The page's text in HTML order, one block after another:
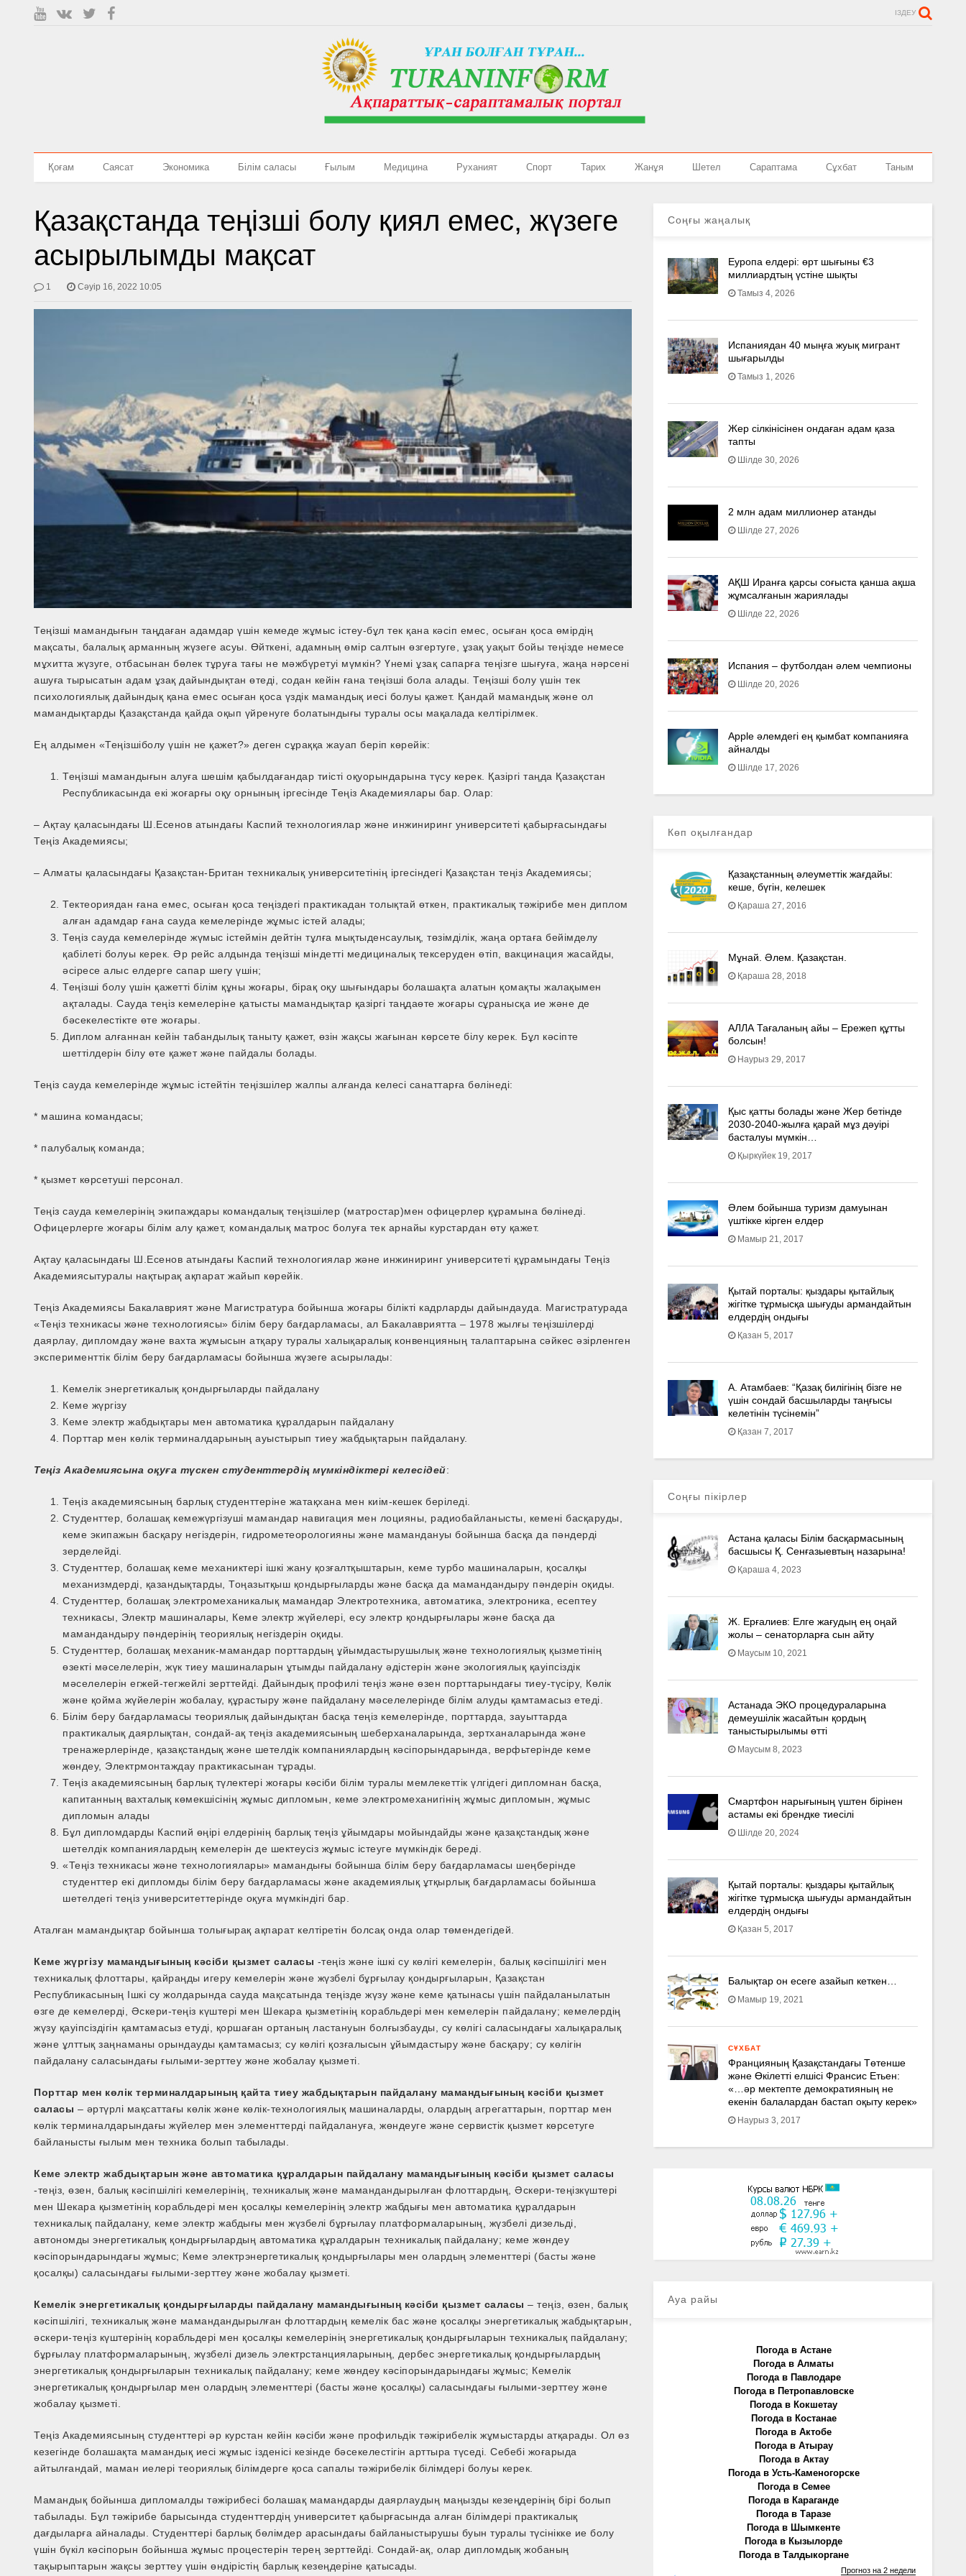
ІЗДЕУ
Қоғам Саясат Экономика Білім саласы Ғылым Медицина Руханият Спорт Тарих Жанұя Шетел Сараптама Сұхбат Таным
Қазақстанда теңізші болу қиял емес, жүзеге
асырылымды мақсат
1 Сәуір 16, 2022 10:05
Теңізші мамандығын таңдаған адамдар үшін кемеде жұмыс істеу-бұл тек қана кәсіп емес, осыған қоса өмірдің
мақсаты, балалық арманның жүзеге асуы. Өйткені, адамның өмір салтын өзгертуге, ұзақ уақыт бойы теңізде немесе
мұхитта жүзуге, отбасынан бөлек тұруға тағы не мәжбүретуі мүмкін? Үнемі ұзақ сапарға теңізге шығуға, жаңа нәрсені
ашуға тырысатын адам ұзақ дайындықтан өтеді, содан кейін ғана теңізші бола алады. Теңізші болу үшін тек
психологиялық дайындық қана емес осыған қоса үздік мамандық иесі болуы қажет. Қандай мамандық және ол
мамандықтарды Қазақстанда қайда оқып үйренуге болатындығы туралы осы мақалада келтірілмек.
Ең алдымен «Теңізшіболу үшін не қажет?» деген сұраққа жауап беріп көрейік:
Теңізші мамандығын алуға шешім қабылдағандар тиісті оқуорындарына түсу керек. Қазіргі таңда Қазақстан
Республикасында екі жоғарғы оқу орнының іргесінде Теңіз Академиялары бар. Олар:
– Ақтау қаласындағы Ш.Есенов атындағы Каспий технологиялар және инжиниринг университеті қабырғасындағы
Теңіз Академиясы;
– Алматы қаласындағы Қазақстан-Британ техникалық университетінің іргесіндегі Қазақстан теңіз Академиясы;
Тектеориядан ғана емес, осыған қоса теңіздегі практикадан толықтай өткен, практикалық тәжірибе мен диплом
алған адамдар ғана сауда кемелерінде жұмыс істей алады;
Теңіз сауда кемелерінде жүмыс істеймін дейтін тұлға мықтыденсаулық, төзімділік, жаңа ортаға бейімделу
қабілеті болуы керек. Әр рейс алдында теңізші міндетті медициналық тексеруден өтіп, вакцинация жасайды,
әсіресе алыс елдерге сапар шегу үшін;
Теңізші болу үшін қажетті білім құны жоғары, бірақ оқу шығындары болашақта алатын қомақты жалақымен
ақталады. Сауда теңіз кемелеріне қатысты мамандықтар қазіргі таңдаөте жоғары сұранысқа ие және де
бәсекелестікте өте жоғары.
Диплом алғаннан кейін табандылық таныту қажет, өзін жақсы жағынан көрсете білу керек. Бұл кәсіпте
шеттілдерін білу өте қажет және пайдалы болады.
Теңіз сауда кемелерінде жұмыс істейтін теңізшілер жалпы алғанда келесі санаттарға бөлінеді:
* машина командасы;
* палубалық команда;
* қызмет көрсетуші персонал.
Теңіз сауда кемелерінің экипаждары командалық теңізшілер (матростар)мен офицерлер құрамына бөлінеді.
Офицерлерге жоғары білім алу қажет, командалық матрос болуға тек арнайы курстардан өту қажет.
Ақтау қаласындағы Ш.Есенов атындағы Каспий технологиялар және инжиниринг университеті құрамындағы Теңіз
Академиясытуралы нақтырақ ақпарат жайып көрейік.
Теңіз Академиясы Бакалаврият және Магистратура бойынша жоғары білікті кадрларды дайындауда. Магистратурада
«Теңіз техникасы және технологиясы» білім беру бағдарламасы, ал Бакалавриятта – 1978 жылғы теңізшілерді
даярлау, дипломдау және вахта жұмысын атқару туралы халықаралық конвенцияның талаптарына сәйкес әзірленген
эксперименттік білім беру бағдарламасы бойынша жүзеге асырылады:
Кемелік энергетикалық қондырғыларды пайдалану
Кеме жүргізу
Кеме электр жабдықтары мен автоматика құралдарын пайдалану
Порттар мен көлік терминалдарының ауыстырып тиеу жабдықтарын пайдалану.
Теңіз Академиясына оқуға түскен студенттердің мүмкіндіктері келесідей:
Теңіз академиясының барлық студенттеріне жатақхана мен киім-кешек беріледі.
Студенттер, болашақ кемежүргізуші мамандар навигация мен лоцияны, радиобайланысты, кемені басқаруды,
кеме экипажын басқару негіздерін, гидрометеорологияны және мамандануы бойынша басқа да пәндерді
зерделейді.
Студенттер, болашақ кеме механиктері ішкі жану қозғалтқыштарын, кеме турбо машиналарын, қосалқы
механизмдерді, қазандықтарды, Тоңазытқыш қондырғыларды және басқа да мамандандыру пәндерін оқиды.
Студенттер, болашақ электромеханикалық мамандар Электротехника, автоматика, электроника, есептеу
техникасы, Электр машиналары, Кеме электр жүйелері, есу электр қондырғылары және басқа да
мамандандыру пәндерінің теориялық негіздерін оқиды.
Студенттер, болашақ механик-мамандар порттардың ұйымдастырушылық және технологиялық қызметінің
өзекті мәселелерін, жүк тиеу машиналарын ұтымды пайдалану әдістерін және экологиялық қауіпсіздік
мәселелерін егжей-тегжейлі зерттейді. Дайындық профилі теңіз және өзен порттарындағы тиеу-түсіру, Көлік
және қойма жүйелерін жобалау, құрастыру және пайдалану мәселелерінде білім алуды қамтамасыз етеді.
Білім беру бағдарламасы теориялық дайындықтан басқа теңіз кемелерінде, порттарда, зауыттарда
практикалық даярлықтан, сондай-ақ теңіз академиясының шеберханаларында, зертханаларында және
тренажерлерінде, қазақстандық және шетелдік компаниялардың кәсіпорындарында, верфьтерінде кеме
жөндеу, Электрмонтаждау практикасынан тұрады.
Теңіз академиясының барлық түлектері жоғары кәсіби білім туралы мемлекеттік үлгідегі дипломнан басқа,
капитанның вахталық көмекшісінің жұмыс дипломын, кеме электромеханигінің жұмыс дипломын, жұмыс
дипломын алады
Бұл дипломдарды Каспий өңірі елдерінің барлық теңіз ұйымдары мойындайды және қазақстандық және
шетелдік компаниялардың кемелерін де шектеусіз жұмыс істеуге мүмкіндік береді.
«Теңіз техникасы және технологиялары» мамандығы бойынша білім беру бағдарламасы шеңберінде
студенттер екі дипломды білім беру бағдарламасы және академиялық ұтқырлық бағдарламасы бойынша
шетелдегі теңіз университеттерінде оқуға мүмкіндігі бар.
Аталған мамандықтар бойынша толығырақ ақпарат келтіретін болсақ онда олар төмендегідей.
Кеме жүргізу мамандығының кәсіби қызмет саласы -теңіз және ішкі су көлігі кемелерін, балық кәсіпшілігі мен
техникалық флоттары, қайраңды игеру кемелерін және жүзбелі бұрғылау қондырғыларын, Қазақстан
Республикасының Ішкі су жолдарында сауда мақсатында теңізде жүзу және кеме қатынасы үшін пайдаланылатын
өзге де кемелерді, Әскери-теңіз күштері мен Шекара қызметінің корабльдері мен кемелерін пайдалану; кемелердің
жүзу қауіпсіздігін қамтамасыз етуді, қоршаған ортаның ластануын болғызбауды, су көлігі саласындағы халықаралық
және ұлттық заңнаманы орындауды қамтамасыз; су көлігі қозғалысын ұйымдастыру және басқару; су көлігін
пайдалану саласындағы ғылыми-зерттеу және жобалау қызметі.
Порттар мен көлік терминалдарының қайта тиеу жабдықтарын пайдалану мамандығының кәсіби қызмет
саласы – әртүрлі мақсаттағы көлік және көлік-технологиялық машиналарды, олардың агрегаттарын, порттар мен
көлік терминалдарындағы жүйелер мен элементтерді пайдалануға, жөндеуге және сервистік қызмет көрсетуге
байланысты ғылым мен техника болып табылады.
Кеме электр жабдықтарын және автоматика құралдарын пайдалану мамандығының кәсіби қызмет саласы
-теңіз, өзен, балық кәсіпшілігі кемелерінің, техникалық және мамандандырылған флоттардың, Әскери-теңізкүштері
мен Шекара қызметінің корабльдері мен қосалқы кемелерінің электр жабдығы мен автоматика құралдарын
техникалық пайдалану, кеме электр жабдығы мен жүзбелі бұрғылау платформаларының, жүзбелі дизельді,
автономды энергетикалық қондырғылардың автоматика құралдарын техникалық пайдалану; кеме жөндеу
кәсіпорындарындағы жұмыс; Кеме электрэнергетикалық қондырғылары мен олардың элементтері (басты және
қосалқы) саласындағы ғылыми-зерттеу және жобалау қызметі.
Кемелік энергетикалық қондырғыларды пайдалану мамандығының кәсіби қызмет саласы – теңіз, өзен, балық
кәсіпшілігі, техникалық және мамандандырылған флоттардың кемелік бас және қосалқы энергетикалық жабдықтарын,
әскери-теңіз күштерінің корабльдері мен қосалқы кемелерінің энергетикалық қондырғыларын техникалық пайдалану;
бұрғылау платформаларының, жүзбелі дизель электрстанцияларының, дербес энергетикалық қондырғылардың
энергетикалық қондырғыларын техникалық пайдалану; кеме жөндеу кәсіпорындарындағы жұмыс; Кемелік
энергетикалық қондырғылар мен олардың элементтері (басты және қосалқы) саласындағы ғылыми-зерттеу және
жобалау қызметі.
Теңіз Академиясының студенттері әр курстан кейін кәсіби және профильдік тәжірибелік жұмыстарды атқарады. Ол өз
кезегінде болашақта мамандық иесі жұмыс ізденісі кезінде бәсекелестігін арттыра түседі. Себебі жоғарыда
айтылғандай, маман иелері теориялық білімдерге қоса сапалы тәжірибелік білімдері болуы керек.
Мамандық бойынша дипломалды тәжірибесі болашақ мамандарды даярлаудың маңызды кезеңдерінің бірі болып
табылады. Бұл тәжірибе барысында студенттердің университет қабырғасында алған білімдері практикалық
дағдыларға айналады. Студенттері барлық бөлімдер арасындағы байланыстырушы буын туралы түсінікке ие болу
үшін бүкіл кәсіпорын бойынша жұмыс процестерін терең зерттейді. Сондай-ақ, олар дипломдық жобаның
тақырыптарын жақсы зерттеу үшін өндірістің барлық кезеңдеріне қатысады.
Соңғы жаңалық
Еуропа елдері: өрт шығыны €3
миллиардтың үстіне шықты
Тамыз 4, 2026
Испаниядан 40 мыңға жуық мигрант
шығарылды
Тамыз 1, 2026
Жер сілкінісінен ондаған адам қаза
тапты
Шілде 30, 2026
2 млн адам миллионер атанды
Шілде 27, 2026
АҚШ Иранға қарсы соғыста қанша ақша
жұмсалғанын жариялады
Шілде 22, 2026
Испания – футболдан әлем чемпионы
Шілде 20, 2026
Apple әлемдегі ең қымбат компанияға
айналды
Шілде 17, 2026
Көп оқылғандар
Қазақстанның әлеуметтік жағдайы:
кеше, бүгін, келешек
Қараша 27, 2016
Мұнай. Әлем. Қазақстан.
Қараша 28, 2018
АЛЛА Тағаланың айы – Ережеп құтты
болсын!
Наурыз 29, 2017
Қыс қатты болады және Жер бетінде
2030-2040­-жылға қарай мұз дәуірі
басталуы мүмкін…
Қыркүйек 19, 2017
Әлем бойынша туризм дамуынан
үштікке кірген елдер
Мамыр 21, 2017
Қытай порталы: қыздары қытайлық
жігітке тұрмысқа шығуды армандайтын
елдердің ондығы
Қазан 5, 2017
А. Атамбаев: “Қазақ билігінің бізге не
үшін сондай басшыларды таңғысы
келетінін түсінемін”
Қазан 7, 2017
Соңғы пікірлер
Астана қаласы Білім басқармасының
басшысы Қ. Сенғазыевтың назарына!
Қараша 4, 2023
Ж. Ерғалиев: Елге жағудың ең оңай
жолы – сенаторларға сын айту
Маусым 10, 2021
Астанада ЭКО процедураларына
демеушілік жасайтын қордың
таныстырылымы өтті
Маусым 8, 2023
Смартфон нарығының үштен бірінен
астамы екі брендке тиесілі
Шілде 20, 2024
Қытай порталы: қыздары қытайлық
жігітке тұрмысқа шығуды армандайтын
елдердің ондығы
Қазан 5, 2017
Балықтар он есеге азайып кеткен…
Мамыр 19, 2021
СҰХБАТ
Францияның Қазақстандағы Төтенше
және Өкілетті елшісі Франсис Етьен:
«…әр мектепте демократияның не
екенін балалардан бастап оқыту керек»
Наурыз 3, 2017
Ауа райы
Погода в Астане
Погода в Алматы
Погода в Павлодаре
Погода в Петропавловске
Погода в Кокшетау
Погода в Костанае
Погода в Актобе
Погода в Атырау
Погода в Актау
Погода в Усть-Каменогорске
Погода в Семее
Погода в Караганде
Погода в Таразе
Погода в Шымкенте
Погода в Кызылорде
Погода в Талдыкоргане
Прогноз на 2 недели